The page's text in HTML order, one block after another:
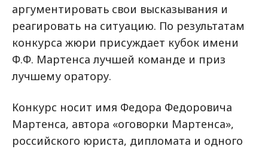
аргументировать свои высказывания и
реагировать на ситуацию. По результатам
конкурса жюри присуждает кубок имени
Ф.Ф. Мартенса лучшей команде и приз
лучшему оратору.
Конкурс носит имя Федора Федоровича
Мартенса, автора «оговорки Мартенса»,
российского юриста, дипломата и одного